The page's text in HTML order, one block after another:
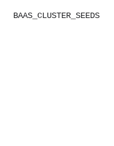
BAAS_CLUSTER_SEEDS